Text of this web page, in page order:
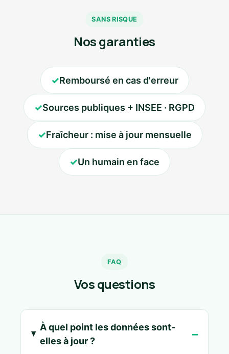
SANS RISQUE
Nos garanties
✓Remboursé en cas d'erreur
✓Sources publiques + INSEE · RGPD
✓Fraîcheur : mise à jour mensuelle
✓Un humain en face
FAQ
Vos questions
À quel point les données sont-
elles à jour ?